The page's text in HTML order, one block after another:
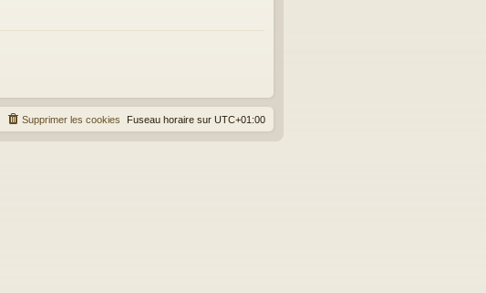
Fuseau horaire sur UTC+01:00
Supprimer les cookies